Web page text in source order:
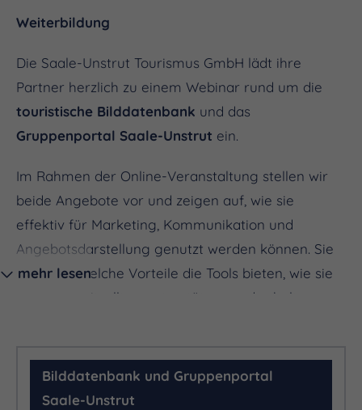
Weiterbildung
Die Saale-Unstrut Tourismus GmbH lädt ihre
Partner herzlich zu einem Webinar rund um die
touristische Bilddatenbank und das
Gruppenportal Saale-Unstrut ein.
Im Rahmen der Online-Veranstaltung stellen wir
beide Angebote vor und zeigen auf, wie sie
effektiv für Marketing, Kommunikation und
Angebotsdarstellung genutzt werden können. Sie
erfahren, welche Vorteile die Tools bieten, wie sie
Sie im Arbeitsalltag unterstützen und erhalten
auszutauschen.
mehr lesen
Bilddatenbank und Gruppenportal
Saale-Unstrut